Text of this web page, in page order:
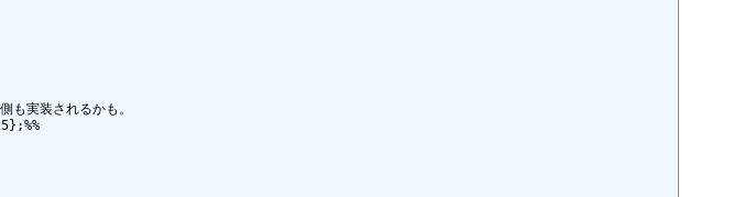
も実装されるかも。